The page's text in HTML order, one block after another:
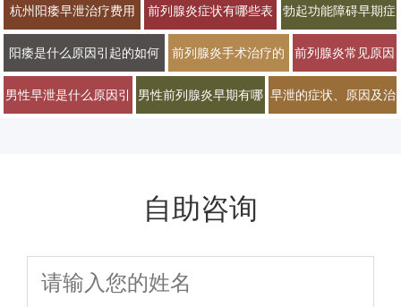
杭州阳痿早泄治疗费用
多少男科医院排名2026
前列腺炎症状有哪些表
现？2026年男科专家科
普治疗与预防方法
勃起功能障碍早期症
状有哪些？2026年
男科专家详解治疗方
阳痿是什么原因引起的如何
治疗才能恢复
前列腺炎手术治疗的
必要性有多大
前列腺炎常见原因
及早期症状有哪些
男性早泄是什么原因引 男性前列腺炎早期有哪 早泄的症状、原因及治
自助咨询